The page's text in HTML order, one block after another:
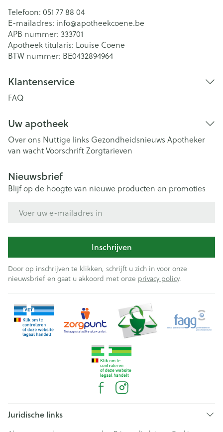
Telefoon: 051 77 88 04
E-mailadres: info@apotheekcoene.be
APB nummer: 333701
Apotheek titularis: Louise Coene
BTW nummer: BE0432894964
Klantenservice
FAQ
Uw apotheek
Over ons Nuttige links Gezondheidsnieuws Apotheker
van wachtVoorschriftZorgtarieven
Nieuwsbrief
Blijf op de hoogte van nieuwe producten en promoties
Inschrijven
Door op inschrijven te klikken, schrijft u zich in voor onze
nieuwsbrief en gaat u akkoord met onze privacy policy.
Juridische links